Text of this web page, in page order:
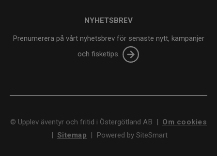
NYHETSBREV
Prenumerera på vårt nyhetsbrev för senaste nytt, kampanjer
och fisketips.
© Upplev äventyr och fritid i Östergötland AB | Om cookies
| Sitemap | Powered by SiteSmart